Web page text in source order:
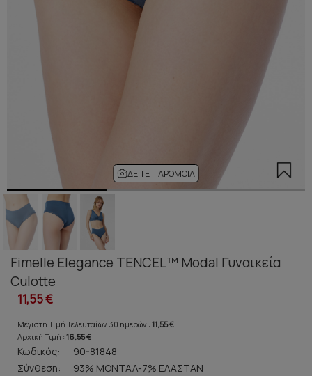
ΔΕΊΤΕ ΠΑΡΌΜΟΙΑ
Fimelle Elegance TENCEL™ Modal Γυναικεία
Culotte
11,55 €
Μέγιστη Τιμή Τελευταίων 30 ημερών : 11,55 €
Αρχική Τιμή : 16,55 €
Κωδικός:
90-81848
Σύνθεση:
93% ΜΟΝΤΑΛ-7% ΕΛΑΣΤΑΝ